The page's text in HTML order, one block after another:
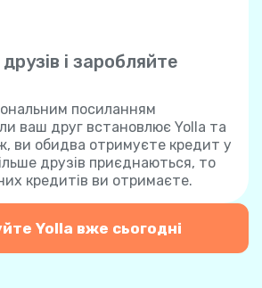
і заробляйте
посиланням
ваш друг встановлює Yolla та
ви обидва отримуєте кредит у
друзів приєднаються, то
кредитів ви отримаєте.
Yolla вже сьогодні